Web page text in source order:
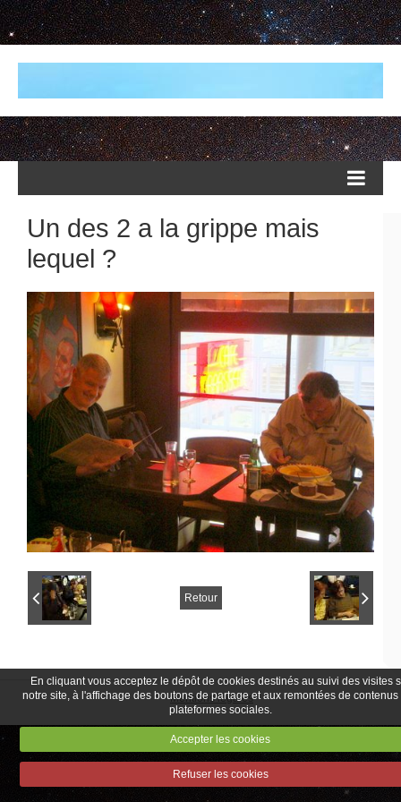
Un des 2 a la grippe mais
lequel ?
Retour
Mentions légales
En cliquant vous acceptez le dépôt de cookies destinés au suivi des visites
notre site, à l'affichage des boutons de partage et aux remontées de contenus
plateformes sociales.
Accepter les cookies
Refuser les cookies